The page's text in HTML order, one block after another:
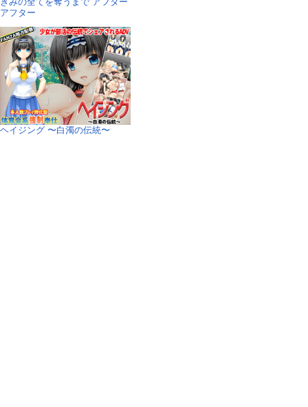
アフター
ヘイジング 〜白濁の伝統〜